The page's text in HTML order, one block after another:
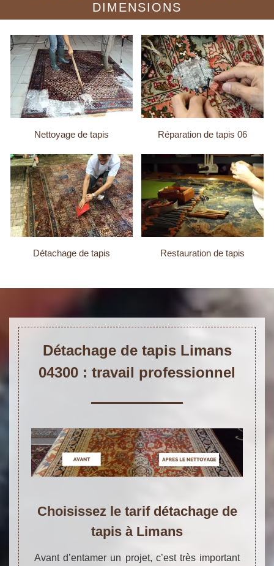
DIMENSIONS
Nettoyage de tapis Réparation de tapis 06
Détachage de tapis Restauration de tapis
Détachage de tapis Limans
04300 : travail professionnel
Choisissez le tarif détachage de
tapis à Limans
Avant d’entamer un projet, c’est très important